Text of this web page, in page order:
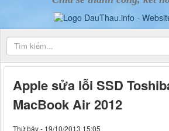
Apple sửa lỗi SSD
MacBook Air 2012
Thứ bảy - 19/10/2013 15:05